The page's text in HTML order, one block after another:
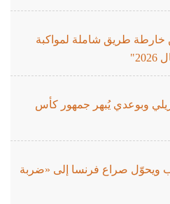
خارطة طريق شاملة لمواكبة
وبوعدي يُبهر جمهور كأس
ويحوّل صراع فرنسا إلى «ضربة